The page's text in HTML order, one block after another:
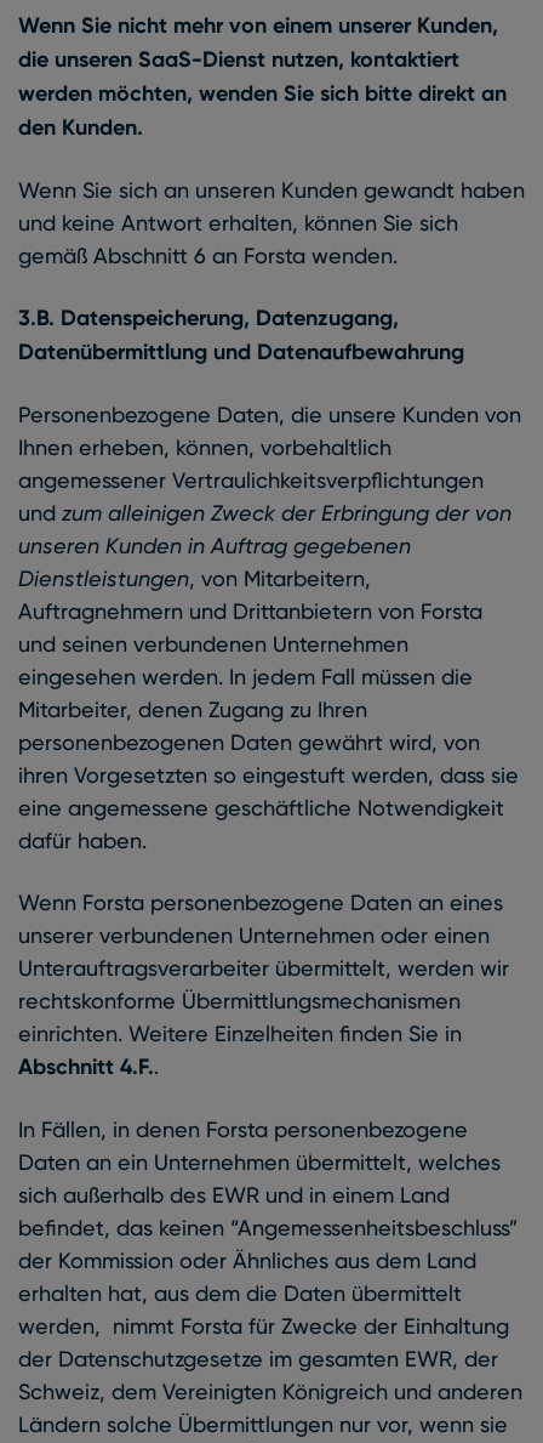
Wenn Sie nicht mehr von einem unserer Kunden,
die unseren SaaS-Dienst nutzen, kontaktiert
werden möchten, wenden Sie sich bitte direkt an
den Kunden.
Wenn Sie sich an unseren Kunden gewandt haben
und keine Antwort erhalten, können Sie sich
gemäß Abschnitt 6 an Forsta wenden.
3.B. Datenspeicherung, Datenzugang,
Datenübermittlung und Datenaufbewahrung
Personenbezogene Daten, die unsere Kunden von
Ihnen erheben, können, vorbehaltlich
angemessener Vertraulichkeitsverpflichtungen
und zum alleinigen Zweck der Erbringung der von
unseren Kunden in Auftrag gegebenen
Dienstleistungen, von Mitarbeitern,
Auftragnehmern und Drittanbietern von Forsta
und seinen verbundenen Unternehmen
eingesehen werden. In jedem Fall müssen die
Mitarbeiter, denen Zugang zu Ihren
personenbezogenen Daten gewährt wird, von
ihren Vorgesetzten so eingestuft werden, dass sie
eine angemessene geschäftliche Notwendigkeit
dafür haben.
Wenn Forsta personenbezogene Daten an eines
unserer verbundenen Unternehmen oder einen
Unterauftragsverarbeiter übermittelt, werden wir
rechtskonforme Übermittlungsmechanismen
einrichten. Weitere Einzelheiten finden Sie in
Abschnitt 4.F..
In Fällen, in denen Forsta personenbezogene
Daten an ein Unternehmen übermittelt, welches
sich außerhalb des EWR und in einem Land
befindet, das keinen “Angemessenheitsbeschluss”
der Kommission oder Ähnliches aus dem Land
erhalten hat, aus dem die Daten übermittelt
werden, nimmt Forsta für Zwecke der Einhaltung
der Datenschutzgesetze im gesamten EWR, der
Schweiz, dem Vereinigten Königreich und anderen
Ländern solche Übermittlungen nur vor, wenn sie